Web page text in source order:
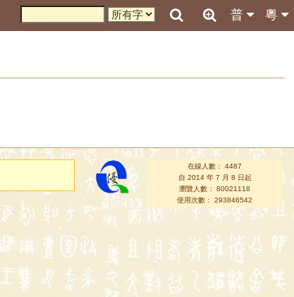
粵
普
在線人數： 4487
自 2014 年 7 月 8 日起
瀏覽人數： 80021118
使用次數： 293846542